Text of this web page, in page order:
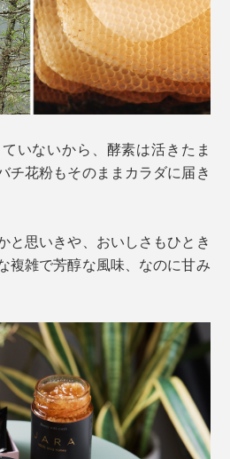
いないから、酵素は活きたま
チ花粉もそのままカラダに届き
と思いきや、おいしさもひとき
複雑で芳醇な風味、なのに甘み